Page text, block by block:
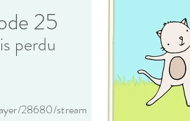
25
perdu
28680/stream